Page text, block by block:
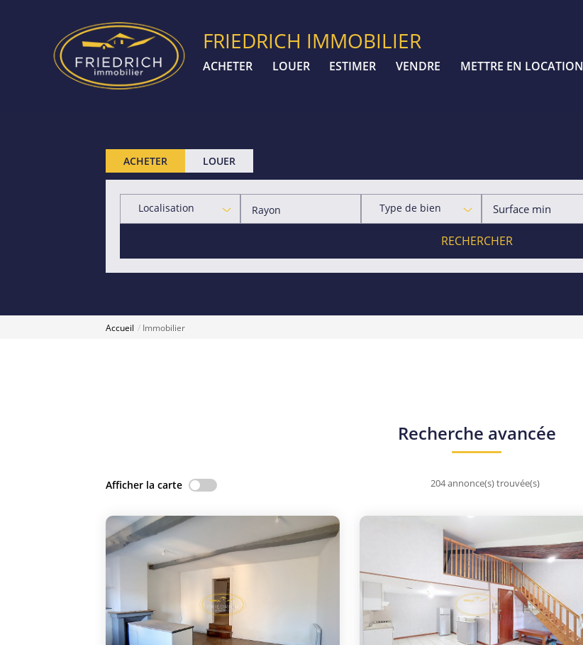
FRIEDRICH IMMOBILIER
ACHETER LOUER ESTIMER VENDRE METTRE EN LOCATION
ACHETER LOUER
Localisation Rayon Type de bien
RECHERCHER
Accueil Immobilier
Recherche avancée
Afficher la carte 204 annonce(s) trouvée(s)